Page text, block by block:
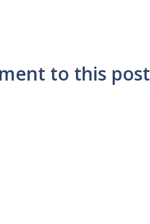
to this post